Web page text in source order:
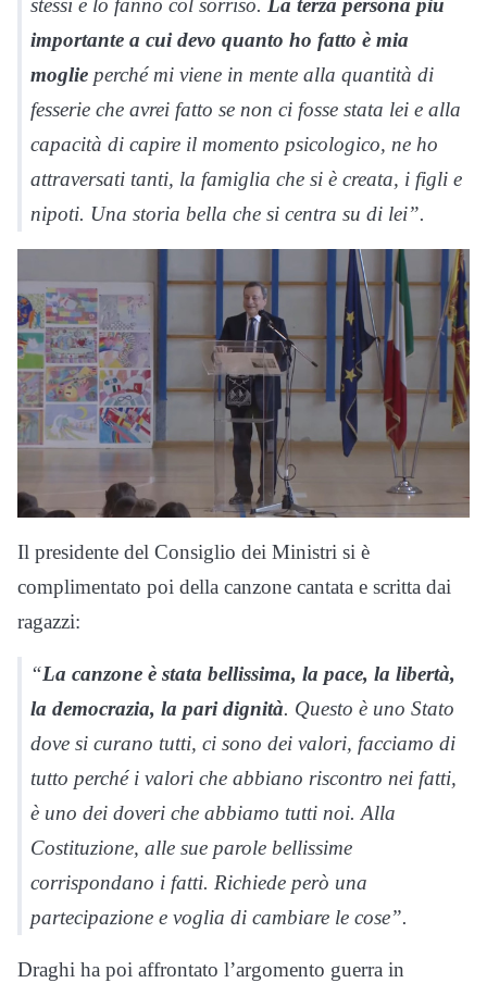
stessi e lo fanno col sorriso. La terza persona più
importante a cui devo quanto ho fatto è mia
moglie perché mi viene in mente alla quantità di
fesserie che avrei fatto se non ci fosse stata lei e alla
capacità di capire il momento psicologico, ne ho
attraversati tanti, la famiglia che si è creata, i figli e
nipoti. Una storia bella che si centra su di lei”.
Il presidente del Consiglio dei Ministri si è
complimentato poi della canzone cantata e scritta dai
ragazzi:
“La canzone è stata bellissima, la pace, la libertà,
la democrazia, la pari dignità. Questo è uno Stato
dove si curano tutti, ci sono dei valori, facciamo di
tutto perché i valori che abbiano riscontro nei fatti,
è uno dei doveri che abbiamo tutti noi. Alla
Costituzione, alle sue parole bellissime
corrispondano i fatti. Richiede però una
partecipazione e voglia di cambiare le cose”.
Draghi ha poi affrontato l’argomento guerra in